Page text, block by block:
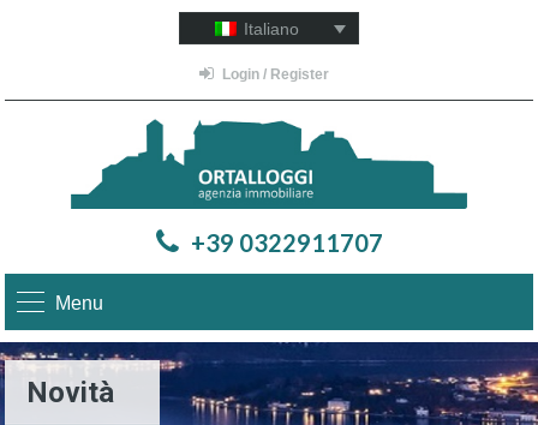
Italiano
Login / Register
+39 0322911707
Menu
Novità